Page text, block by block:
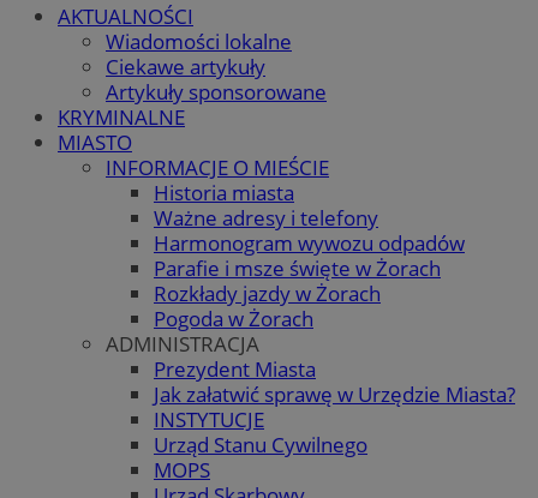
AKTUALNOŚCI
Wiadomości lokalne
Ciekawe artykuły
Artykuły sponsorowane
KRYMINALNE
MIASTO
INFORMACJE O MIEŚCIE
Historia miasta
Ważne adresy i telefony
Harmonogram wywozu odpadów
Parafie i msze święte w Żorach
Rozkłady jazdy w Żorach
Pogoda w Żorach
ADMINISTRACJA
Prezydent Miasta
Jak załatwić sprawę w Urzędzie Miasta?
INSTYTUCJE
Urząd Stanu Cywilnego
MOPS